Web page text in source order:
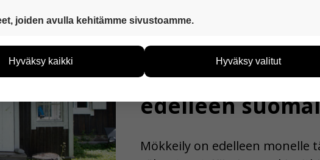
Mökkeily
edelleen
Mökkeily on edelleen monelle
ovat aina käytössä, jotta sivustoamme voi käyttää sujuvasti ja
joiden avulla kehitämme sivustoamme.
sivustoamme vastaamaan paremmin käyttäjien tarpeita. Tietoa
kävijämääristä ja siitä, mitä sivuja käytetään ja miten sivuilla liikutaan.
henkilötietoja kuten nimiä, eikä tietoja voi yhdistää yksittäiseen
näiden evästeiden käytön.
Hyväksy kaikki Hyväksy valitut